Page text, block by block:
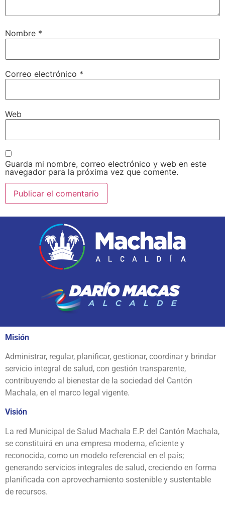
Nombre *
Correo electrónico *
Web
Guarda mi nombre, correo electrónico y web en este
navegador para la próxima vez que comente.
Misión
Administrar, regular, planificar, gestionar, coordinar y brindar
servicio integral de salud, con gestión transparente,
contribuyendo al bienestar de la sociedad del Cantón
Machala, en el marco legal vigente.
Visión
La red Municipal de Salud Machala E.P. del Cantón Machala,
se constituirá en una empresa moderna, eficiente y
reconocida, como un modelo referencial en el país;
generando servicios integrales de salud, creciendo en forma
planificada con aprovechamiento sostenible y sustentable
de recursos.